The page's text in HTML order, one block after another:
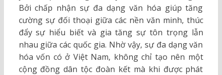
Bởi chấp nhận sự đa dạng văn hóa giúp tăng
cường sự đối thoại giữa các nền văn minh, thúc
đẩy sự hiểu biết và gia tăng sự tôn trọng lẫn
nhau giữa các quốc gia. Nhờ vậy, sự đa dạng văn
hóa vốn có ở Việt Nam, không chỉ tạo nên một
cộng đồng dân tộc đoàn kết mà khi được phát